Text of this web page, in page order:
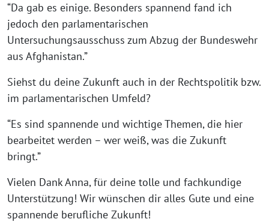
“Da gab es einige. Besonders spannend fand ich
jedoch den parlamentarischen
Untersuchungsausschuss zum Abzug der Bundeswehr
aus Afghanistan.”
Siehst du deine Zukunft auch in der Rechtspolitik bzw.
im parlamentarischen Umfeld?
“Es sind spannende und wichtige Themen, die hier
bearbeitet werden – wer weiß, was die Zukunft
bringt.”
Vielen Dank Anna, für deine tolle und fachkundige
Unterstützung! Wir wünschen dir alles Gute und eine
spannende berufliche Zukunft!